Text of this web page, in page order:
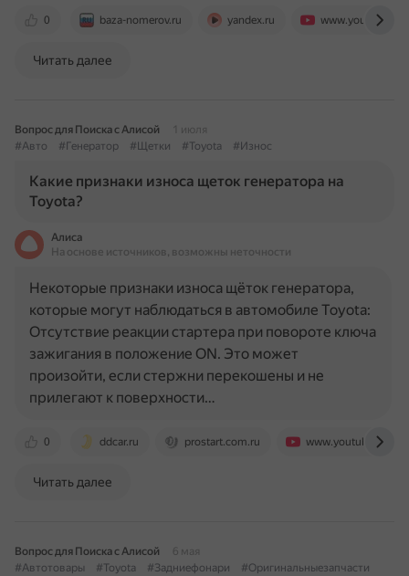
0 baza-nomerov.ru yandex.ru
Читать далее
Вопрос для Поиска с Алисой
1 июля
#Авто
#Генератор #Щетки #Toyota #Износ
Какие признаки износа щеток генератора на
Toyota?
Алиса
На основе источников, возможны неточности
0 ddcar.ru prostart.com.ru www.youtube.com
Некоторые признаки износа щёток генератора,
которые могут наблюдаться в автомобиле Toyota:
Отсутствие реакции стартера при повороте ключа
зажигания в положение ON. Это может
произойти, если стержни перекошены и не
прилегают к поверхности…
Читать далее
Вопрос для Поиска с Алисой
6 мая
#Автотовары
#Toyota #Задниефонари
#Оригинальныезапчасти